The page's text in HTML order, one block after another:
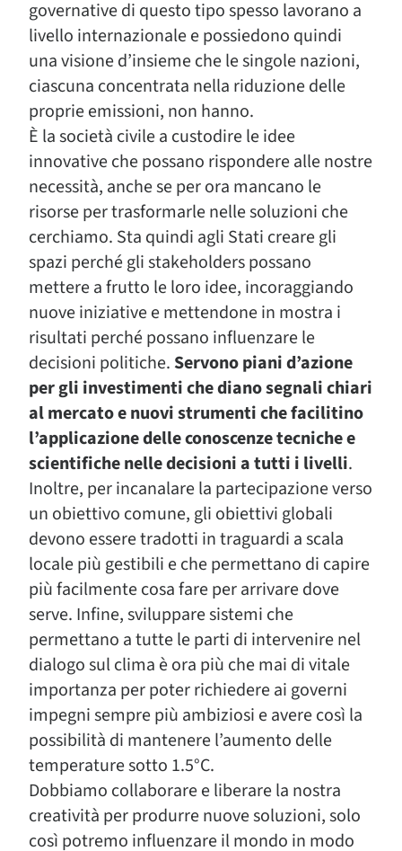
governative di questo tipo spesso lavorano a
livello internazionale e possiedono quindi
una visione d’insieme che le singole nazioni,
ciascuna concentrata nella riduzione delle
proprie emissioni, non hanno.
È la società civile a custodire le idee
innovative che possano rispondere alle nostre
necessità, anche se per ora mancano le
risorse per trasformarle nelle soluzioni che
cerchiamo. Sta quindi agli Stati creare gli
spazi perché gli stakeholders possano
mettere a frutto le loro idee, incoraggiando
nuove iniziative e mettendone in mostra i
risultati perché possano influenzare le
decisioni politiche. Servono piani d’azione
per gli investimenti che diano segnali chiari
al mercato e nuovi strumenti che facilitino
l’applicazione delle conoscenze tecniche e
scientifiche nelle decisioni a tutti i livelli.
Inoltre, per incanalare la partecipazione verso
un obiettivo comune, gli obiettivi globali
devono essere tradotti in traguardi a scala
locale più gestibili e che permettano di capire
più facilmente cosa fare per arrivare dove
serve. Infine, sviluppare sistemi che
permettano a tutte le parti di intervenire nel
dialogo sul clima è ora più che mai di vitale
importanza per poter richiedere ai governi
impegni sempre più ambiziosi e avere così la
possibilità di mantenere l’aumento delle
temperature sotto 1.5°C.
Dobbiamo collaborare e liberare la nostra
creatività per produrre nuove soluzioni, solo
così potremo influenzare il mondo in modo